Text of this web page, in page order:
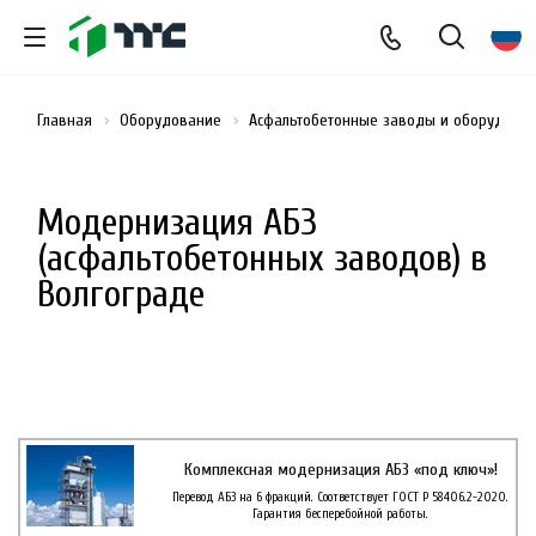
Модернизация АБЗ
(асфальтобетонных заводов) в
Волгограде
Главная Оборудование Асфальтобетонные заводы и
Комплексная модернизация АБЗ «под ключ»!
Перевод АБЗ на 6 фракций. Соответствует ГОСТ Р 58406.2-2020.
Гарантия бесперебойной работы.